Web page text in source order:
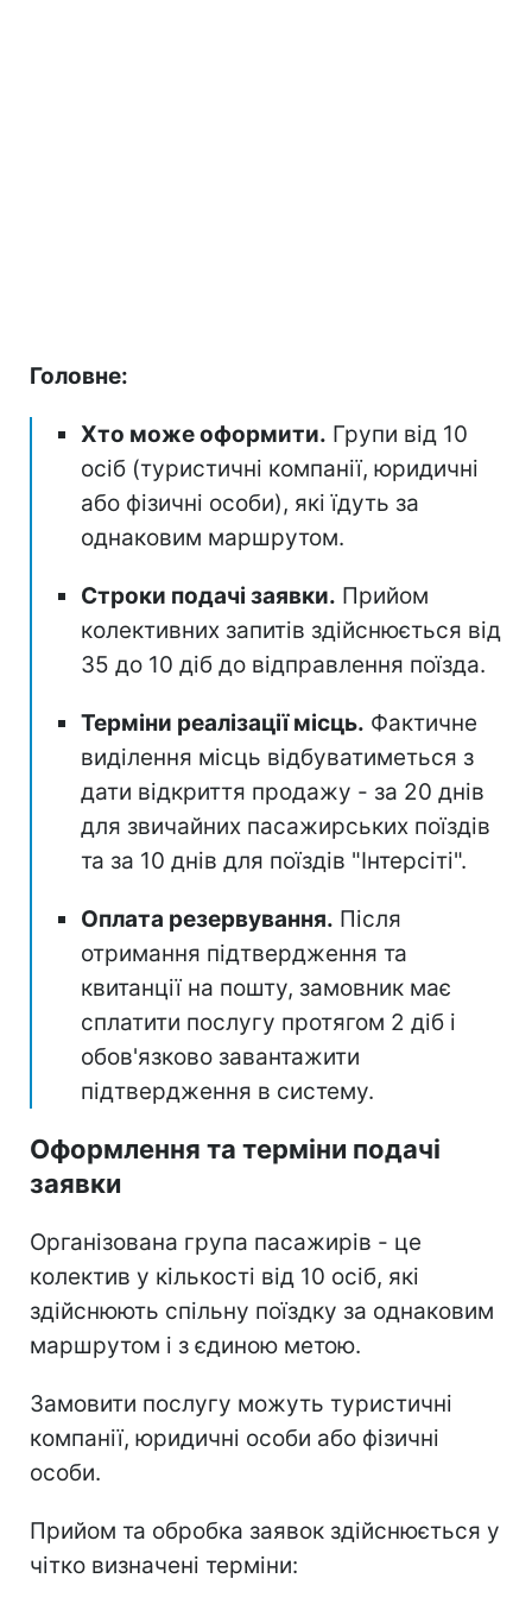
Головне:
Хто може оформити. Групи від 10
осіб (туристичні компанії, юридичні
або фізичні особи), які їдуть за
однаковим маршрутом.
Строки подачі заявки. Прийом
колективних запитів здійснюється від
35 до 10 діб до відправлення поїзда.
Терміни реалізації місць. Фактичне
виділення місць відбуватиметься з
дати відкриття продажу - за 20 днів
для звичайних пасажирських поїздів
та за 10 днів для поїздів "Інтерсіті".
Оплата резервування. Після
отримання підтвердження та
квитанції на пошту, замовник має
сплатити послугу протягом 2 діб і
обов'язково завантажити
підтвердження в систему.
Оформлення та терміни подачі
заявки
Організована група пасажирів - це
колектив у кількості від 10 осіб, які
здійснюють спільну поїздку за однаковим
маршрутом і з єдиною метою.
Замовити послугу можуть туристичні
компанії, юридичні особи або фізичні
особи.
Прийом та обробка заявок здійснюється у
чітко визначені терміни: